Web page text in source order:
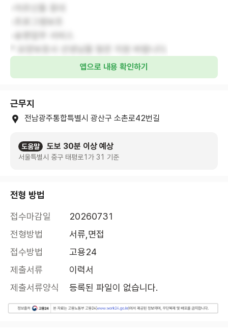
-송영업무 서비스
앱으로 내용 확인하기
근무지
전남광주통합특별시 광산구 소촌로42번길
도움말 도보 30분 이상 예상
서울특별시 중구 태평로1가 31 기준
전형 방법
접수마감일
20260731
전형방법
서류,면접
접수방법
고용24
제출서류
이력서
제출서류양식
등록된 파일이 없습니다.